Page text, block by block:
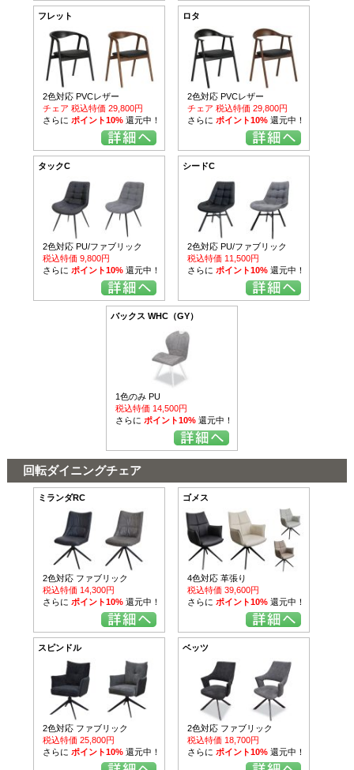
フレット
2色対応 PVCレザー
チェア 税込特価 29,800円
さらに ポイント10% 還元中！
ロタ
2色対応 PVCレザー
チェア 税込特価 29,800円
さらに ポイント10% 還元中！
タックC
2色対応 PU/ファブリック
税込特価 9,800円
さらに ポイント10% 還元中！
シードC
2色対応 PU/ファブリック
税込特価 11,500円
さらに ポイント10% 還元中！
バックス WHC（GY）
1色のみ PU
税込特価 14,500円
さらに ポイント10%還元中！
回転ダイニングチェア
ミランダRC
2色対応 ファブリック
税込特価 14,300円
さらに ポイント10% 還元中！
ゴメス
4色対応 革張り
税込特価 39,600円
さらに ポイント10% 還元中！
スピンドル
2色対応 ファブリック
税込特価 25,800円
さらに ポイント10% 還元中！
ベッツ
2色対応 ファブリック
税込特価 18,700円
さらに ポイント10% 還元中！